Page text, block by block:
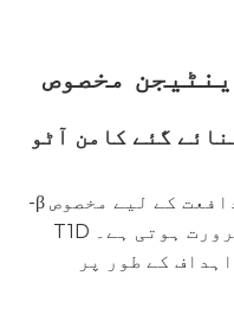
مخصوص
گئے کامن آٹو
ٹی سیل ثالثی خود کار قوت مدافعت کے لیے مخصوص β-
سیل اینٹیجنز کی شناخت کی ضرورت ہوتی ہے۔ T1D
کے طور پر